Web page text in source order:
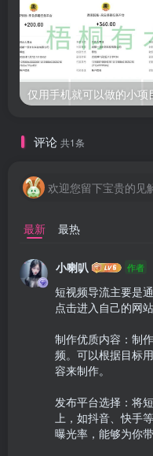
评论 共1条
欢迎您留下宝贵的见
最新 最热
小喇叭 作者
短视频导流主要是
点击进入自己的网
制作优质内容：制
频。可以根据目标
容来制作。
发布平台选择：将
上，如抖音、快手
曝光率，能够为你